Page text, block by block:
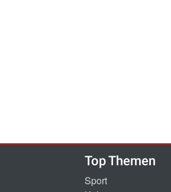
Top Themen
Sport